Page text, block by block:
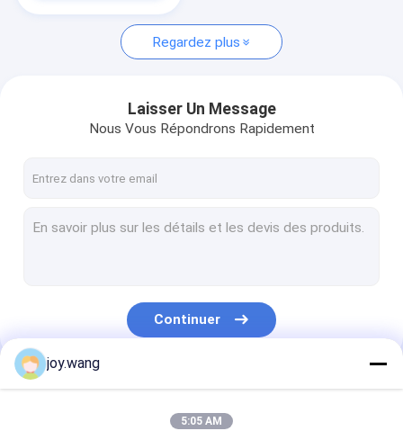
Regardez plus
Laisser Un Message
Nous Vous Répondrons Rapidement
Continuer
Nos Catégories
joy.wang
5:05 AM